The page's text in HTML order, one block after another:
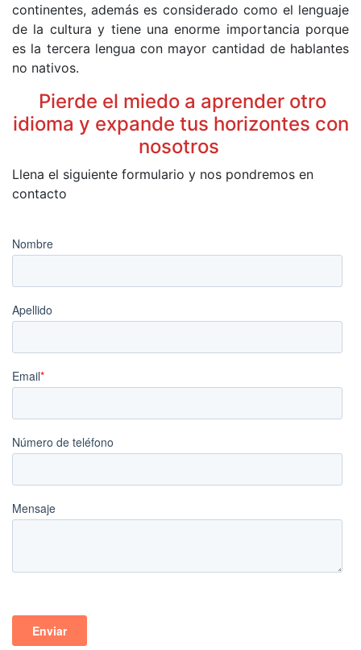
continentes, además es considerado como el lenguaje
de la cultura y tiene una enorme importancia porque
es la tercera lengua con mayor cantidad de hablantes
no nativos.
Pierde el miedo a aprender otro
idioma y expande tus horizontes con
nosotros
Llena el siguiente formulario y nos pondremos en
contacto